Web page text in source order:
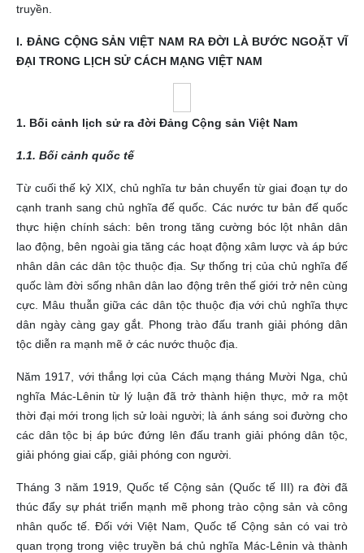
truyền.
I. ĐẢNG CỘNG SẢN VIỆT NAM RA ĐỜI LÀ BƯỚC NGOẶT VĨ
ĐẠI TRONG LỊCH SỬ CÁCH MẠNG VIỆT NAM
1. Bối cảnh lịch sử ra đời Đảng Cộng sản Việt Nam
1.1. Bối cảnh quốc tế
Từ cuối thế kỷ XIX, chủ nghĩa tư bản chuyển từ giai đoạn tự do
cạnh tranh sang chủ nghĩa đế quốc. Các nước tư bản đế quốc
thực hiện chính sách: bên trong tăng cường bóc lột nhân dân
lao động, bên ngoài gia tăng các hoạt động xâm lược và áp bức
nhân dân các dân tộc thuộc địa. Sự thống trị của chủ nghĩa đế
quốc làm đời sống nhân dân lao động trên thế giới trở nên cùng
cực. Mâu thuẫn giữa các dân tộc thuộc địa với chủ nghĩa thực
dân ngày càng gay gắt. Phong trào đấu tranh giải phóng dân
tộc diễn ra mạnh mẽ ở các nước thuộc địa.
Năm 1917, với thắng lợi của Cách mạng tháng Mười Nga, chủ
nghĩa Mác-Lênin từ lý luận đã trở thành hiện thực, mở ra một
thời đại mới trong lịch sử loài người; là ánh sáng soi đường cho
các dân tộc bị áp bức đứng lên đấu tranh giải phóng dân tộc,
giải phóng giai cấp, giải phóng con người.
Tháng 3 năm 1919, Quốc tế Cộng sản (Quốc tế III) ra đời đã
thúc đẩy sự phát triển mạnh mẽ phong trào cộng sản và công
nhân quốc tế. Đối với Việt Nam, Quốc tế Cộng sản có vai trò
quan trọng trong việc truyền bá chủ nghĩa Mác-Lênin và thành